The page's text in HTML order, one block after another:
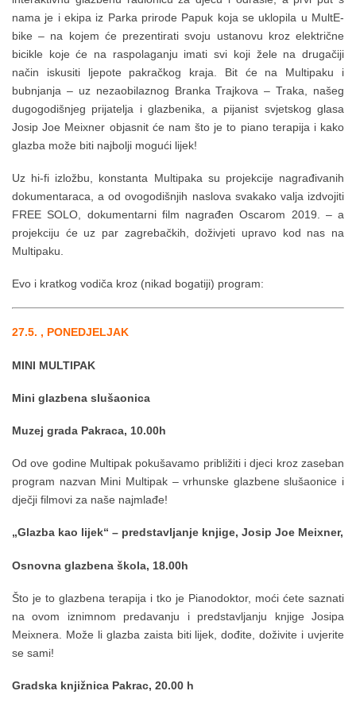
nama je i ekipa iz Parka prirode Papuk koja se uklopila u MultE-
bike – na kojem će prezentirati svoju ustanovu kroz električne
bicikle koje će na raspolaganju imati svi koji žele na drugačiji
način iskusiti ljepote pakračkog kraja. Bit će na Multipaku i
bubnjanja – uz nezaobilaznog Branka Trajkova – Traka, našeg
dugogodišnjeg prijatelja i glazbenika, a pijanist svjetskog glasa
Josip Joe Meixner objasnit će nam što je to piano terapija i kako
glazba može biti najbolji mogući lijek!
Uz hi-fi izložbu, konstanta Multipaka su projekcije nagrađivanih
dokumentaraca, a od ovogodišnjih naslova svakako valja izdvojiti
FREE SOLO, dokumentarni film nagrađen Oscarom 2019. – a
projekciju će uz par zagrebačkih, doživjeti upravo kod nas na
Multipaku.
Evo i kratkog vodiča kroz (nikad bogatiji) program:
27.5. , PONEDJELJAK
MINI MULTIPAK
Mini glazbena slušaonica
Muzej grada Pakraca, 10.00h
Od ove godine Multipak pokušavamo približiti i djeci kroz zaseban
program nazvan Mini Multipak – vrhunske glazbene slušaonice i
dječji filmovi za naše najmlađe!
„Glazba kao lijek“ – predstavljanje knjige, Josip Joe Meixner,
Osnovna glazbena škola, 18.00h
Što je to glazbena terapija i tko je Pianodoktor, moći ćete saznati
na ovom iznimnom predavanju i predstavljanju knjige Josipa
Meixnera. Može li glazba zaista biti lijek, dođite, doživite i uvjerite
se sami!
Gradska knjižnica Pakrac, 20.00 h